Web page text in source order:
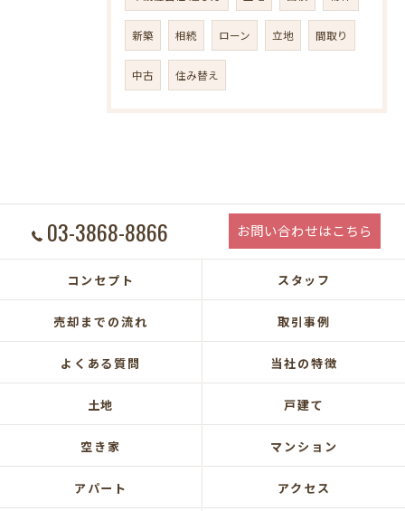
新築 相続 ローン 立地 間取り
中古 住み替え
03-3868-8866 お問い合わせはこちら
コンセプト スタッフ
売却までの流れ 取引事例
よくある質問 当社の特徴
土地 戸建て
空き家 マンション
アパート アクセス